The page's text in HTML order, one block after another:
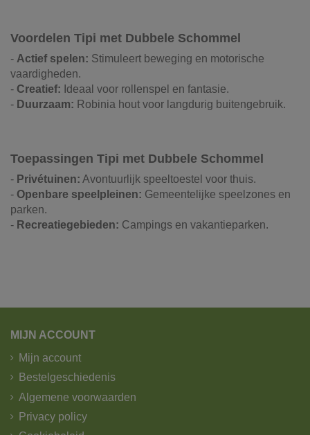
Voordelen Tipi met Dubbele Schommel
- Actief spelen: Stimuleert beweging en motorische
vaardigheden.
- Creatief: Ideaal voor rollenspel en fantasie.
- Duurzaam: Robinia hout voor langdurig buitengebruik.
Toepassingen Tipi met Dubbele Schommel
- Privétuinen: Avontuurlijk speeltoestel voor thuis.
- Openbare speelpleinen: Gemeentelijke speelzones en
parken.
- Recreatiegebieden: Campings en vakantieparken.
grond, grind, schors, ...
De laatste jaren hebben wij veel geïnvesteerd in het
beschikken over de modernste trucks, die voldoen aan de
strengste milieunormen. Wij hebben verschillende kippers
en kraanwagens ter uwer beschikking met variërende
laadvolumes en -vermogens. De laadvolumes kunnen
variëren van 10m³ tot 30m³.
MIJN ACCOUNT
Mijn account
Bestelgeschiedenis
Algemene voorwaarden
Privacy policy